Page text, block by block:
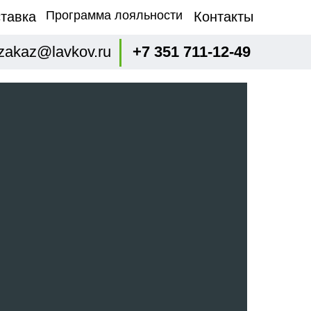
+7 351 711-12-49
Программа лояльности Контакты